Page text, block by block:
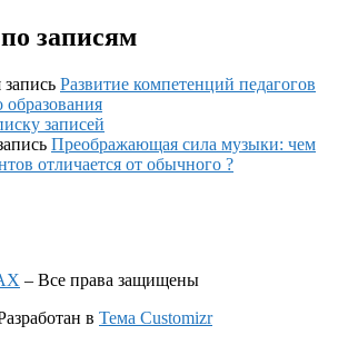
записям
Развитие компетенций педагогов
образования
записей
Преображающая сила музыки: чем
отличается от обычного ?
– Все права защищены
в Тема Customizr